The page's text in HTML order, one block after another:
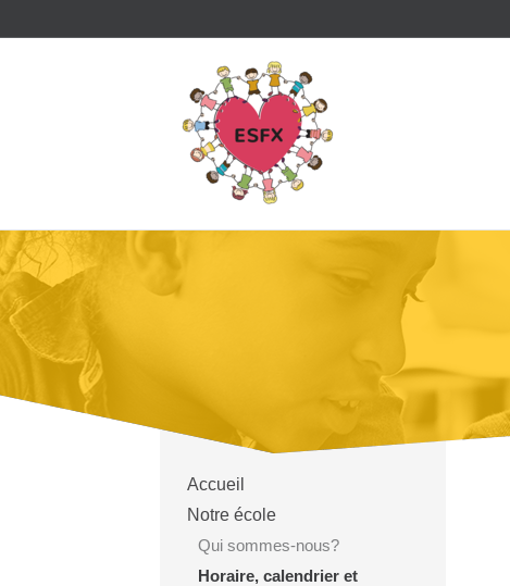
Accueil
Notre école
Qui sommes-nous?
Horaire, calendrier et